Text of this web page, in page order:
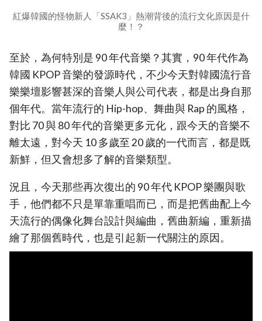
紅爆韓國的怪物新人「SSAK3」熱潮背後的流行文化原因是什
麼！？
至於，為何特別是 90 年代音樂？其實，90 年代作為
韓國 KPOP 音樂的發源時代，不少今天對韓國流行音
樂樂壇影響甚深的音樂人與公司代表，都是出身自那
個年代。當年流行的 Hip-hop、舞曲與 Rap 的風格，
對比 70 與 80 年代的音樂更多元化，跟今天的音樂不
離太遠，對今天 10 多歲至 20 歲的一代而言，都是既
新鮮，但又會想多了解的音樂類型。
況且，今天那些再次復出的 90 年代 KPOP 樂團與歌
手，他們都不只是單靠重唱而已，而是把舊曲配上今
天流行的偶像化舞台設計與編曲，舊曲新編，重新描
繪了那個舊時代，也是引起新一代關注的原因。